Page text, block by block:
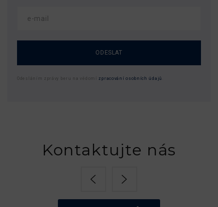
ODESLAT
Odesláním zprávy beru na vědomí zpracování osobních údajů
Kontaktujte nás